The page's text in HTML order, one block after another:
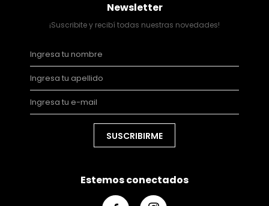
Newsletter
¡Suscribite y recibí todas nuestras novedades!
SUSCRIBIRME
Estemos conectados